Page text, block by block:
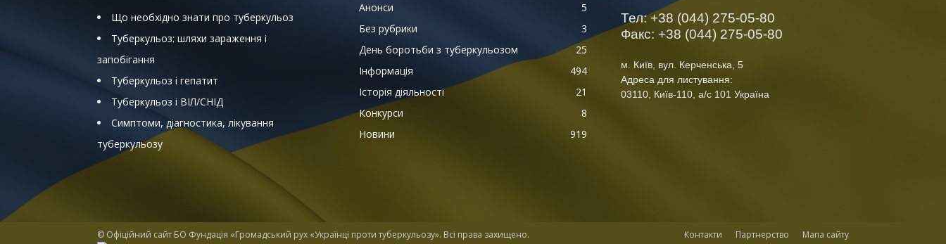
Що необхідно знати про туберкульоз
Туберкульоз: шляхи зараження і
запобігання
Туберкульоз і гепатит
Туберкульоз і ВІЛ/СНІД
Симптоми, діагностика, лікування
туберкульозу
Анонси
5
Без рубрики
3
День боротьби з туберкульозом
25
Інформація
494
Історія діяльності
21
Конкурси
8
Новини
919
Тел: +38 (044) 275-05-80
Факс: +38 (044) 275-05-80
м. Київ, вул. Керченська, 5
Адреса для листування:
03110, Київ-110, а/с 101 Україна
Контакти Партнерство Мапа сайту
© Офіційний сайт БО Фундація «Громадський рух «Українці проти туберкульозу». Всі права захищено.